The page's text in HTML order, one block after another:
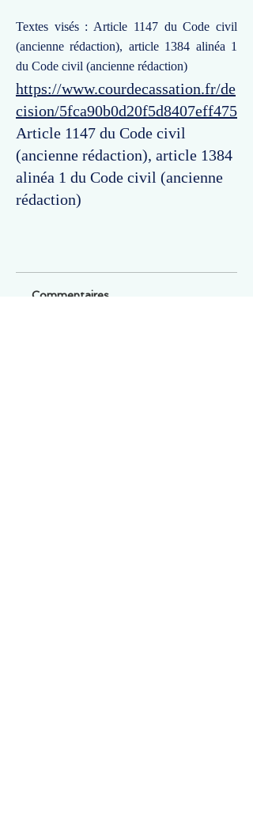
Textes visés : Article 1147 du Code civil
(ancienne rédaction), article 1384 alinéa 1
du Code civil (ancienne rédaction)
https://www.courdecassation.fr/de
cision/5fca90b0d20f5d8407eff475
Article 1147 du Code civil
(ancienne rédaction), article 1384
alinéa 1 du Code civil (ancienne
rédaction)
Commentaires